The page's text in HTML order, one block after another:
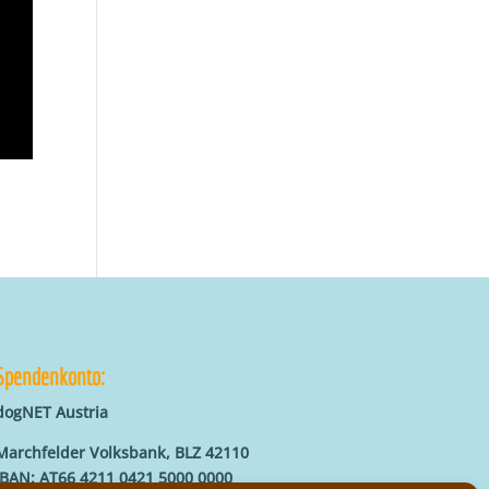
Austria
Volksbank, BLZ 42110
AT66 4211 0421 5000 0000